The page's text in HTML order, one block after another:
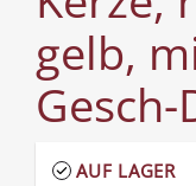
gelb,
Gesch-
AUF LAGER